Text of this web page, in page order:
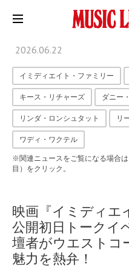
2026.06.22
イミディエイト・ファミリー
キース・リチャーズ ダニー
リンダ・ロンシュタット リ
ワディ・ワクテル
※関連ニュースをご覧になる場合
目）をクリック。
映画『イミディエ
公開初日トークイ
壇者がウエストコ
魅力を熱弁！